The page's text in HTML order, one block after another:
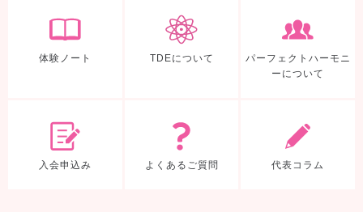
体験ノート TDEについて
パーフェクトハーモニ
ーについて
入会申込み よくあるご質問 代表コラム